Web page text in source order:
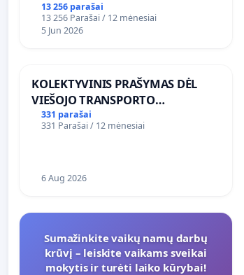
13 256 parašai
13 256 Parašai / 12 mėnesiai
5 Jun 2026
KOLEKTYVINIS PRAŠYMAS DĖL
VIEŠOJO TRANSPORTO
SUSISIEKIMO GERINIMO
VOSYLIUKŲ KAIME
331 parašai
331 Parašai / 12 mėnesiai
6 Aug 2026
Sumažinkite vaikų namų darbų
krūvį – leiskite vaikams sveikai
mokytis ir turėti laiko kūrybai!